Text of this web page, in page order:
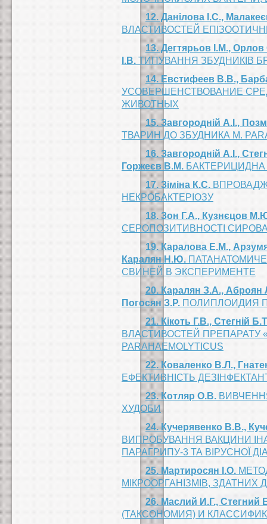
12. Данілова І.С.,
ВЛАСТИВОСТЕЙ
13. Дегтярьов І.М.,
І.В. ТИПУВАННЯ ЗБУДНИКІВ
14. Евстифеев В.В.,
УСОВЕРШЕНСТВОВАНИЕ
ЖИВОТНЫХ
15. Завгородній А.І.,
ТВАРИН ДО ЗБУДНИКА M.
16. Завгородній А.І.,
Горжеєв В.М. БАКТЕРИЦИДНА
17. Зіміна К.С.
НЕКРОБАКТЕРІОЗУ
18. Зон Г.А., Кузнєцов
СЕРОПОЗИТИВНОСТІ
19. Каралова Е.М.,
Каралян Н.Ю.
СВИНЕЙ В ЭКСПЕРИМЕНТЕ
20. Каралян З.А., Аброян
Погосян З.Р. ПОЛИПЛОИДИЯ
21. Кікоть Г.В., Стегній
ВЛАСТИВОСТЕЙ ПРЕПАРАТУ
PARAHAEMOLYTICUS
22. Коваленко В.Л.,
ЕФЕКТИВНІСТЬ
23. Котляр О.В.
ХУДОБИ
24. Кучерявенко В.В.,
ВИПРОБУВАННЯ ВАКЦИНИ
ПАРАГРИПУ-3 ТА ВІРУСНОЇ
25. Мартиросян І.О.
МІКРООРГАНІЗМІВ, ЗДАТНИХ
26. Маслий И.Г., Стегний
(ТАКСОНОМИЯ) И